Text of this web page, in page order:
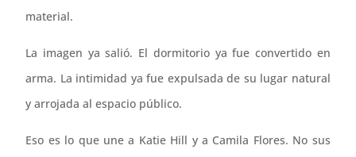
material.
La imagen ya salió. El dormitorio ya fue convertido en
arma. La intimidad ya fue expulsada de su lugar natural
y arrojada al espacio público.
Eso es lo que une a Katie Hill y a Camila Flores. No sus